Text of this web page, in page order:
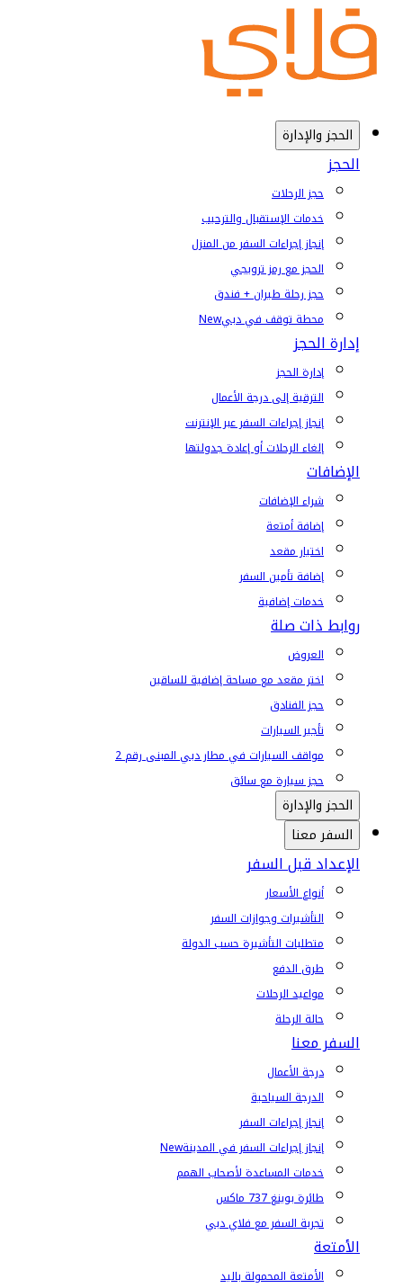
الحجز والإدارة
الحجز
حجز الرحلات
خدمات الإستقبال والترحيب
إنجاز إجراءات السفر من المنزل
الحجز مع رمز ترويجي
حجز رحلة طيران + فندق
محطة توقف في دبيNew
إدارة الحجز
إدارة الحجز
الترقية إلى درجة الأعمال
إنجاز إجراءات السفر عبر الإنترنت
إلغاء الرحلات أو إعادة جدولتها
الإضافات
شراء الإضافات
إضافة أمتعة
اختيار مقعد
إضافة تأمين السفر
خدمات إضافية
روابط ذات صلة
العروض
اختر مقعد مع مساحة إضافية للساقين
حجز الفنادق
تأجير السيارات
مواقف السيارات في مطار دبي المبنى رقم 2
حجز سيارة مع سائق
الحجز والإدارة
السفر معنا
الإعداد قبل السفر
أنواع الأسعار
التأشيرات وجوازات السفر
متطلبات التأشيرة حسب الدولة
طرق الدفع
مواعيد الرحلات
حالة الرحلة
السفر معنا
درجة الأعمال
الدرجة السياحية
إنجاز إجراءات السفر
إنجاز إجراءات السفر في المدينةNew
خدمات المساعدة لأصحاب الهمم
طائرة بوينغ 737 ماكس
تجربة السفر مع فلاي دبي
الأمتعة
الأمتعة المحمولة باليد